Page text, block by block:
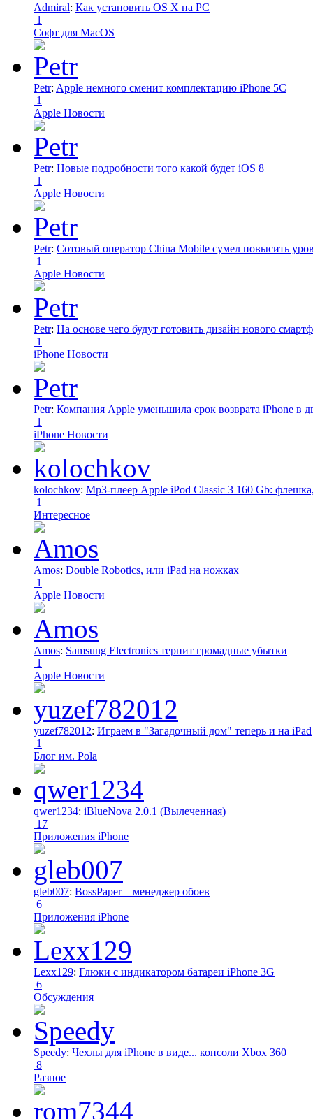
Admiral: Как установить OS X на PC
1
Софт для MacOS
Petr: Apple немного сменит комплектацию iPhone 5C
1
Apple Новости
Petr: Новые подробности того какой будет iOS 8
1
Apple Новости
Petr: Сотовый оператор China Mobile сумел повысить
1
Apple Новости
Petr: На основе чего будут готовить дизайн нового
1
iPhone Новости
Petr: Компания Apple уменьшила срок возврата iPhone в
1
iPhone Новости
kolochkov: Mp3-плеер Apple iPod Classic 3 160 Gb:
1
Интересное
Amos: Double Robotics, или iPad на ножках
1
Apple Новости
Amos: Samsung Electronics терпит громадные убытки
1
Apple Новости
yuzef782012: Играем в "Загадочный дом" теперь и на iPad
1
Блог им. Pola
qwer1234: iBlueNova 2.0.1 (Вылеченная)
17
Приложения iPhone
gleb007: BossPaper – менеджер обоев
6
Приложения iPhone
Lexx129: Глюки с индикатором батареи iPhone 3G
6
Обсуждения
Speedy: Чехлы для iPhone в виде... консоли Xbox 360
8
Разное